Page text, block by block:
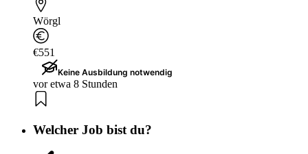
Wörgl
€551
Keine Ausbildung notwendig
vor etwa 8 Stunden
Welcher Job bist du?